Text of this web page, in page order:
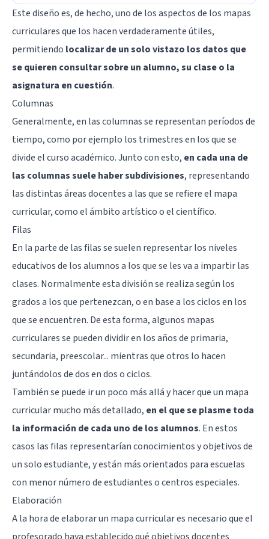
Este diseño es, de hecho, uno de los aspectos de los mapas
curriculares que los hacen verdaderamente útiles,
permitiendo localizar de un solo vistazo los datos que
se quieren consultar sobre un alumno, su clase o la
asignatura en cuestión.
Columnas
Generalmente, en las columnas se representan períodos de
tiempo, como por ejemplo los trimestres en los que se
divide el curso académico. Junto con esto, en cada una de
las columnas suele haber subdivisiones, representando
las distintas áreas docentes a las que se refiere el mapa
curricular, como el ámbito artístico o el científico.
Filas
En la parte de las filas se suelen representar los niveles
educativos de los alumnos a los que se les va a impartir las
clases. Normalmente esta división se realiza según los
grados a los que pertenezcan, o en base a los ciclos en los
que se encuentren. De esta forma, algunos mapas
curriculares se pueden dividir en los años de primaria,
secundaria, preescolar... mientras que otros lo hacen
juntándolos de dos en dos o ciclos.
También se puede ir un poco más allá y hacer que un mapa
curricular mucho más detallado, en el que se plasme toda
la información de cada uno de los alumnos. En estos
casos las filas representarían conocimientos y objetivos de
un solo estudiante, y están más orientados para escuelas
con menor número de estudiantes o centros especiales.
Elaboración
A la hora de elaborar un mapa curricular es necesario que el